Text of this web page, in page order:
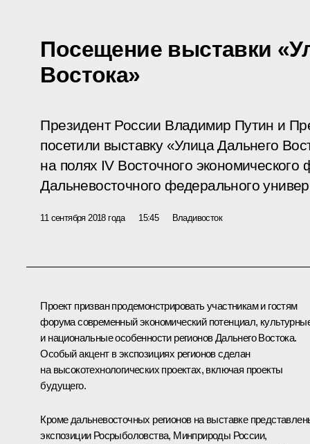
Посещение выставки
Востока»
Президент России Владимир Путин и
посетили выставку «Улица Дальнего
на полях IV Восточного
Дальневосточного федерального
11 сентября 2018 года 15:45 Владивосток
Проект призван продемонстрировать участникам и гостям
форума современный экономический потенциал,
и национальные особенности регионов Дальнего Востока.
Особый акцент в экспозициях регионов сделан
на высокотехнологических проектах, включая проекты
будущего.
Кроме дальневосточных регионов на выставке
экспозиции Росрыболовства, Минприроды России,